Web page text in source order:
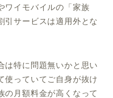
ワイモバイルの「家族
引サービスは適用外とな
は特に問題無いかと思い
使っていてご自身が抜け
の月額料金が高くなって